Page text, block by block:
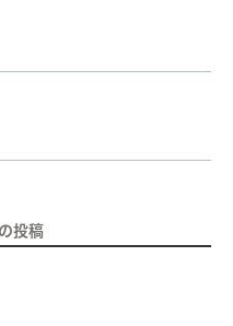
投稿